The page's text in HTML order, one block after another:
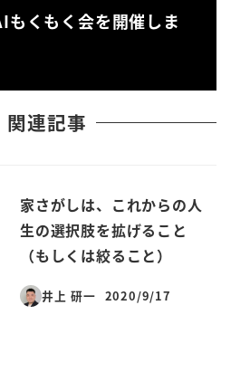
くもく会を開催しま
関連記事
家さがしは、これからの人
生の選択肢を拡げること
（もしくは絞ること）
井上 研一
投稿日
2020/9/17